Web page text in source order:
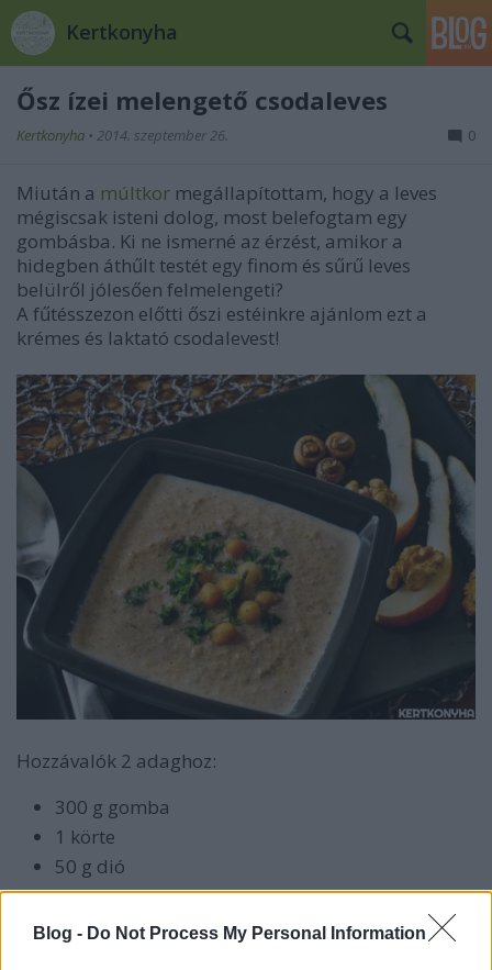
Blog - Do Not Process My Personal Information
Kertkonyha
Ősz ízei melengető csodaleves
Kertkonyha • 2014. szeptember 26. 0
Miután a múltkor megállapítottam, hogy a leves
mégiscsak isteni dolog, most belefogtam egy
gombásba. Ki ne ismerné az érzést, amikor a
hidegben áthűlt testét egy finom és sűrű leves
belülről jólesően felmelengeti?
A fűtésszezon előtti őszi estéinkre ajánlom ezt a
krémes és laktató csodalevest!
Hozzávalók 2 adaghoz:
300 g gomba
1 körte
50 g dió
1 fej vöröshagyma
100 g (Joya) tejföl